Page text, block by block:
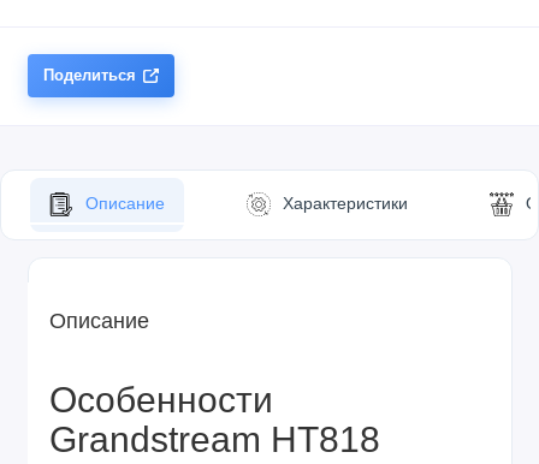
Поделиться
Описание Характеристики
Описание
Особенности
Grandstream HT818